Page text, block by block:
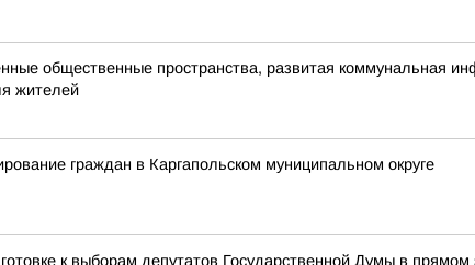
общественные пространства, развитая коммунальная
жителей
граждан в Каргапольском муниципальном округе
к выборам депутатов Государственной Думы в